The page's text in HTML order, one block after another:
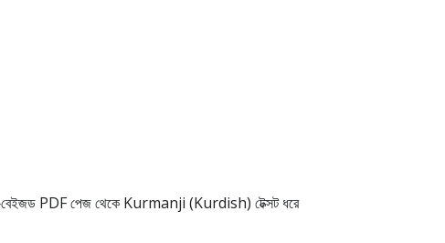
PDF পেজ থেকে Kurmanji (Kurdish) টেক্সট ধরে